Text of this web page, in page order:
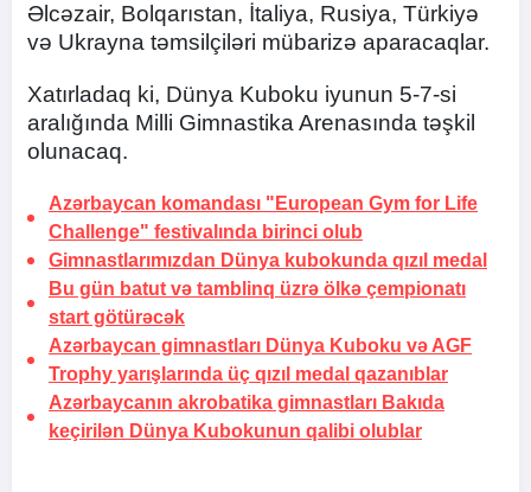
Əlcəzair, Bolqarıstan, İtaliya, Rusiya, Türkiyə
və Ukrayna təmsilçiləri mübarizə aparacaqlar.
Xatırladaq ki, Dünya Kuboku iyunun 5-7-si
aralığında Milli Gimnastika Arenasında təşkil
olunacaq.
Azərbaycan komandası "European Gym for Life
Challenge" festivalında birinci olub
Gimnastlarımızdan Dünya kubokunda qızıl medal
Bu gün batut və tamblinq üzrə ölkə çempionatı
start götürəcək
Azərbaycan gimnastları Dünya Kuboku və AGF
Trophy yarışlarında üç qızıl medal qazanıblar
Azərbaycanın akrobatika gimnastları Bakıda
keçirilən Dünya Kubokunun qalibi olublar